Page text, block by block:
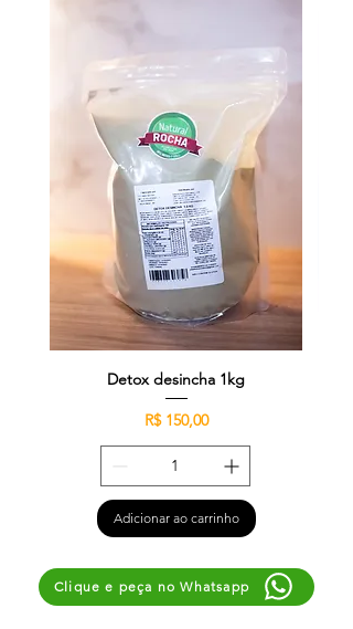
Detox desincha 1kg
Preço
R$ 150,00
Adicionar ao carrinho
Clique e peça no Whatsapp